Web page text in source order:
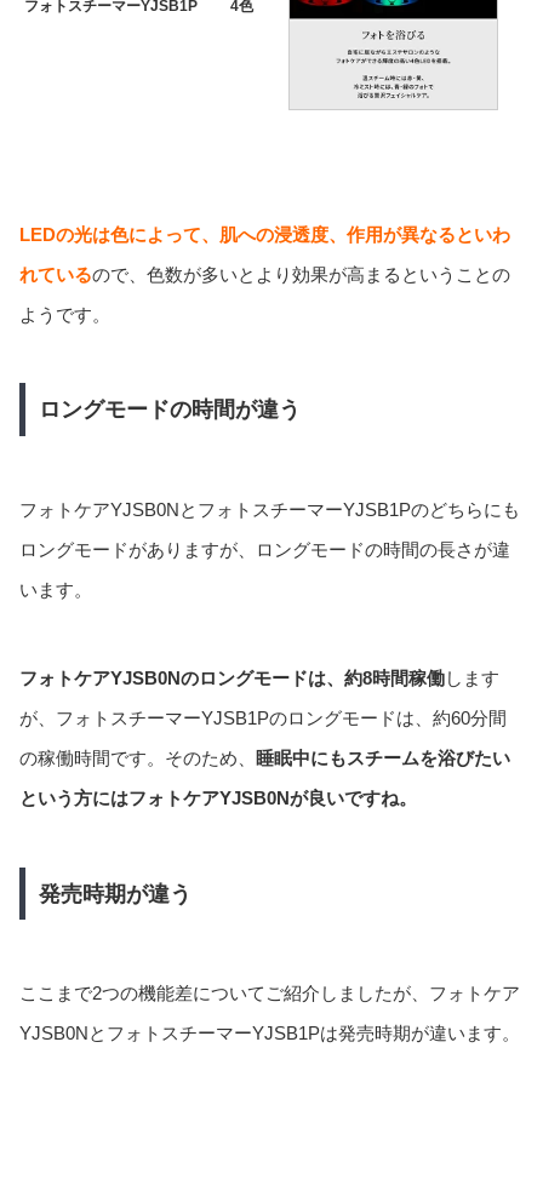
フォトスチーマーYJSB1P 4色
LEDの光は色によって、肌への浸透度、作用が異なるといわ
れているので、色数が多いとより効果が高まるということの
ようです。
ロングモードの時間が違う
フォトケアYJSB0NとフォトスチーマーYJSB1Pのどちらにも
ロングモードがありますが、ロングモードの時間の長さが違
います。
フォトケアYJSB0Nのロングモードは、約8時間稼働します
が、フォトスチーマーYJSB1Pのロングモードは、約60分間
の稼働時間です。そのため、
睡眠中にもスチームを浴びたい
という方にはフォトケアYJSB0Nが良いですね。
発売時期が違う
ここまで2つの機能差についてご紹介しましたが、フォトケア
YJSB0NとフォトスチーマーYJSB1Pは発売時期が違います。